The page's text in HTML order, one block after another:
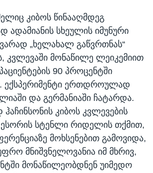
კიბოს წინააღმდეგ
სხეულის იმუნური
„ხელახალ გაწვრთნას“
კვლევაში მონაწილე ლეიკემიით
90 პროცენტში
ექსპერიმენტი ერთდროულად
და გერმანიაში ჩატარდა.
კიბოს კვლევების
სტენლი რიდელის თქმით,
მოხსენებით გამოვიდა,
მნიშვნელოვანია იმ მხრივ,
მონაწილეობდნენ უიმედო